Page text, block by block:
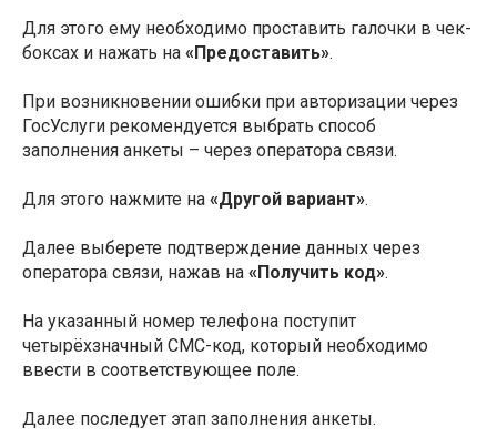
Для этого ему необходимо проставить галочки в чек-
боксах и нажать на «Предоставить».
При возникновении ошибки при авторизации через
ГосУслуги рекомендуется выбрать способ
заполнения анкеты – через оператора связи.
Для этого нажмите на «Другой вариант».
Далее выберете подтверждение данных через
оператора связи, нажав на «Получить код».
На указанный номер телефона поступит
четырёхзначный СМС-код, который необходимо
ввести в соответствующее поле.
Далее последует этап заполнения анкеты.